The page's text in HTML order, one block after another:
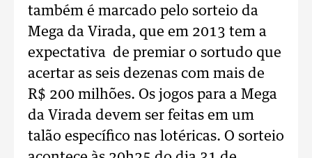
também é marcado pelo sorteio da
Mega da Virada, que em 2013 tem a
expectativa de premiar o sortudo que
acertar as seis dezenas com mais de
R$ 200 milhões. Os jogos para a Mega
da Virada devem ser feitas em um
talão específico nas lotéricas. O sorteio